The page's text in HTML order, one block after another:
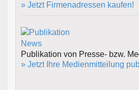
» Jetzt Firmenadressen kaufen!
Publikation von Presse- bzw.
» Jetzt Ihre Medienmitteilung